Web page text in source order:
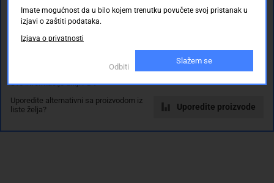
Radionica Komplet odvijača 6-dijelni Bahco Ergo Ravni
prorez, Križni Phillips
88.50 KM
Sve informacije uklj. PDV
Uporedite alternativni sa proizvodom iz
liste želja?
Uporedite proizvode
Imate mogućnost da u bilo kojem trenutku povučete svoj pristanak u
izjavi o zaštiti podataka.
Izjava o privatnosti
Odbiti
Slažem se